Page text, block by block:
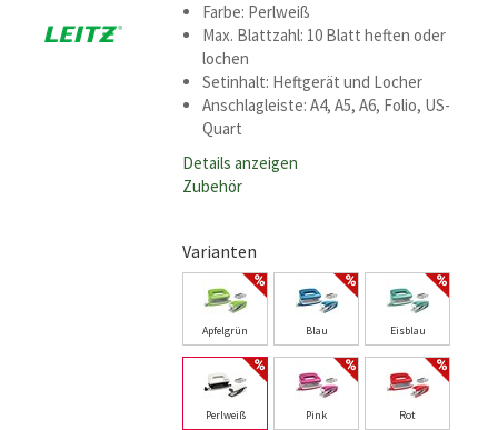
Farbe: Perlweiß
Max. Blattzahl: 10 Blatt heften oder
lochen
Setinhalt: Heftgerät und Locher
Anschlagleiste: A4, A5, A6, Folio, US-
Quart
Details anzeigen
Zubehör
Varianten
Apfelgrün Blau Eisblau
Perlweiß Pink Rot